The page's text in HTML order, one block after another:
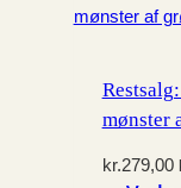
mønster
kr.279,00